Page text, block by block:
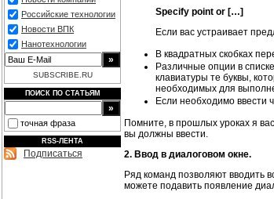
Российские технологии
Новости ВПК
Нанотехнологии
SUBSCRIBE.RU
ПОИСК ПО СТАТЬЯМ
точная фраза
RSS-ЛЕНТА
Подписаться
Specify point or […]
Если вас устраивает
В квадратных скобках
Различные опции в
клавиатуры те буквы,
необходимых для
Если необходимо ввести
Помните, в прошлых уроках я
вы должны ввести.
2. Ввод в диалоговом окне.
Ряд команд позволяют вводить
можете подавить появление